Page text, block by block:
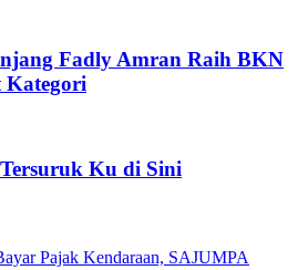
Fadly Amran Raih BKN
Ku di Sini